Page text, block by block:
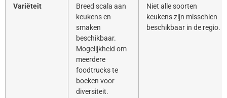
Variëteit
Breed scala aan
keukens en
smaken
beschikbaar.
Mogelijkheid om
meerdere
foodtrucks te
boeken voor
diversiteit.
Niet alle soorten
keukens zijn misschien
beschikbaar in de regio.